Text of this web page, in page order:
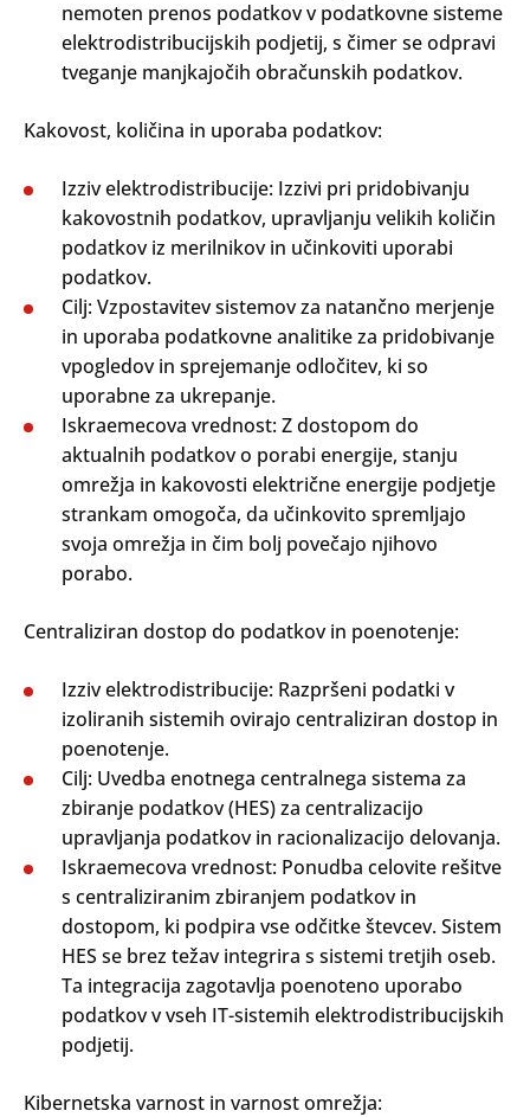
nemoten prenos podatkov v podatkovne sisteme
elektrodistribucijskih podjetij, s čimer se odpravi
tveganje manjkajočih obračunskih podatkov.
Kakovost, količina in uporaba podatkov:
Izziv elektrodistribucije: Izzivi pri pridobivanju
kakovostnih podatkov, upravljanju velikih količin
podatkov iz merilnikov in učinkoviti uporabi
podatkov.
Cilj: Vzpostavitev sistemov za natančno merjenje
in uporaba podatkovne analitike za pridobivanje
vpogledov in sprejemanje odločitev, ki so
uporabne za ukrepanje.
Iskraemecova vrednost: Z dostopom do
aktualnih podatkov o porabi energije, stanju
omrežja in kakovosti električne energije podjetje
strankam omogoča, da učinkovito spremljajo
svoja omrežja in čim bolj povečajo njihovo
porabo.
Centraliziran dostop do podatkov in poenotenje:
Izziv elektrodistribucije: Razpršeni podatki v
izoliranih sistemih ovirajo centraliziran dostop in
poenotenje.
Cilj: Uvedba enotnega centralnega sistema za
zbiranje podatkov (HES) za centralizacijo
upravljanja podatkov in racionalizacijo delovanja.
Iskraemecova vrednost: Ponudba celovite rešitve
s centraliziranim zbiranjem podatkov in
dostopom, ki podpira vse odčitke števcev. Sistem
HES se brez težav integrira s sistemi tretjih oseb.
Ta integracija zagotavlja poenoteno uporabo
podatkov v vseh IT-sistemih elektrodistribucijskih
podjetij.
Kibernetska varnost in varnost omrežja: